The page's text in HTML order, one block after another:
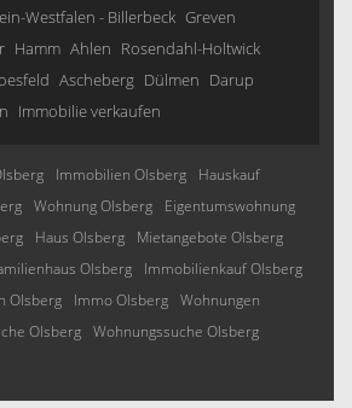
Westfalen - Billerbeck Greven
Hamm Ahlen Rosendahl-Holtwick
Ascheberg Dülmen Darup
Immobilie verkaufen
Immobilien Olsberg
Hauskauf
Wohnung Olsberg
Eigentumswohnung
Haus Olsberg
Mietangebote Olsberg
Olsberg
Immobilienkauf Olsberg
Olsberg
Immo Olsberg Wohnungen
Olsberg Wohnungssuche Olsberg